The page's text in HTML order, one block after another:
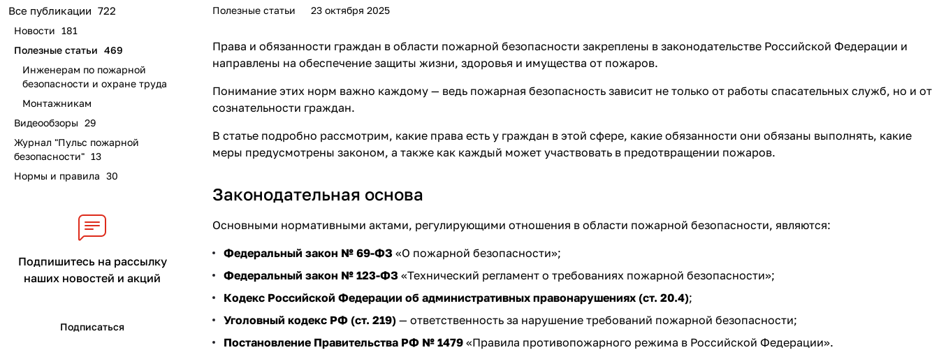
Полезные статьи 23 октября 2025
Права и обязанности граждан в области пожарной безопасности закреплены в законодательстве Российской Федерации и
направлены на обеспечение защиты жизни, здоровья и имущества от пожаров.
Понимание этих норм важно каждому — ведь пожарная безопасность зависит не только от работы спасательных служб, но и от
сознательности граждан.
В статье подробно рассмотрим, какие права есть у граждан в этой сфере, какие обязанности они обязаны выполнять, какие
меры предусмотрены законом, а также как каждый может участвовать в предотвращении пожаров.
Законодательная основа
Основными нормативными актами, регулирующими отношения в области пожарной безопасности, являются:
Федеральный закон № 69-ФЗ «О пожарной безопасности»;
Федеральный закон № 123-ФЗ «Технический регламент о требованиях пожарной безопасности»;
Кодекс Российской Федерации об административных правонарушениях (ст. 20.4);
Уголовный кодекс РФ (ст. 219) — ответственность за нарушение требований пожарной безопасности;
Постановление Правительства РФ № 1479 «Правила противопожарного режима в Российской Федерации».
Все публикации 722
Новости 181
Полезные статьи 469
Инженерам по пожарной
безопасности и охране труда
Монтажникам
Видеообзоры 29
Журнал "Пульс пожарной
безопасности" 13
Нормы и правила 30
Подпишитесь на рассылку
наших новостей и акций
Подписаться